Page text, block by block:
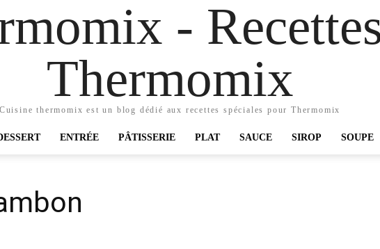
-
Thermomix
Cuisine thermomix est un blog dédié aux recettes spéciales pour Thermomix
ENTRÉE PÂTISSERIE PLAT SAUCE SIROP SOUPE